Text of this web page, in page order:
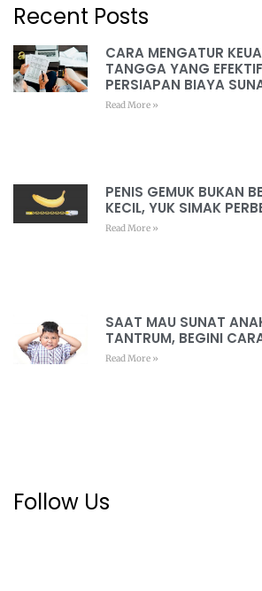
Recent Posts
CARA MENGATUR
TANGGA YANG
PERSIAPAN BIAYA
Read More »
PENIS GEMUK BUKAN
KECIL, YUK SIMAK
Read More »
SAAT MAU SUNAT
TANTRUM, BEGINI
Read More »
Follow Us